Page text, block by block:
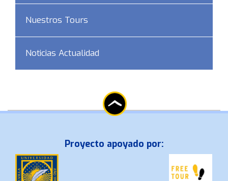
Nuestros Tours
Noticias Actualidad
Proyecto apoyado por: